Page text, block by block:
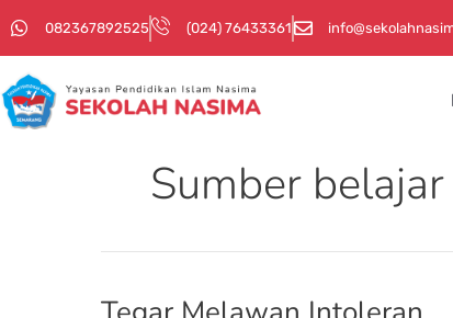
to
082367892525 (024) 76433361
Sumber
Tegar